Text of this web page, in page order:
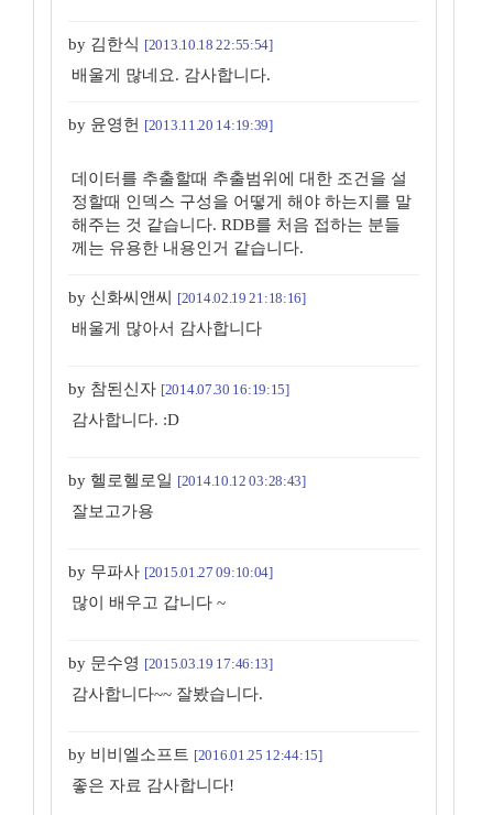
by 김한식 [2013.10.18 22:55:54]
배울게 많네요. 감사합니다.
by 윤영헌 [2013.11.20 14:19:39]
데이터를 추출할때 추출범위에 대한 조건을 설
정할때 인덱스 구성을 어떻게 해야 하는지를 말
해주는 것 같습니다. RDB를 처음 접하는 분들
께는 유용한 내용인거 같습니다.
by 신화씨앤씨 [2014.02.19 21:18:16]
배울게 많아서 감사합니다
by 참된신자 [2014.07.30 16:19:15]
감사합니다. :D
by 헬로헬로일 [2014.10.12 03:28:43]
잘보고가용
by 무파사 [2015.01.27 09:10:04]
많이 배우고 갑니다 ~
by 문수영 [2015.03.19 17:46:13]
감사합니다~~ 잘봤습니다.
by 비비엘소프트 [2016.01.25 12:44:15]
좋은 자료 감사합니다!